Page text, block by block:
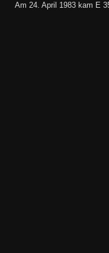
Am 24. April 1983 kam E